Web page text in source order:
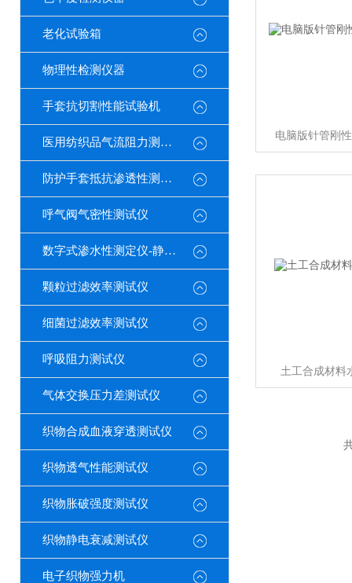
老化试验箱
物理性检测仪器
手套抗切割性能试验机
医用纺织品气流阻力测试仪
防护手套抵抗渗透性测定仪
呼气阀气密性测试仪
数字式渗水性测定仪-静水压
颗粒过滤效率测试仪
细菌过滤效率测试仪
呼吸阻力测试仪
气体交换压力差测试仪
织物合成血液穿透测试仪
织物透气性能测试仪
织物胀破强度测试仪
织物静电衰减测试仪
电子织物强力机
电脑版针管刚
土工合成材料